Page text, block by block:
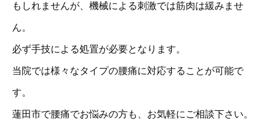
もしれませんが、機械による刺激では筋肉は緩みませ
ん。
必ず手技による処置が必要となります。
当院では様々なタイプの腰痛に対応することが可能で
す。
蓮田市で腰痛でお悩みの方も、お気軽にご相談下さい。